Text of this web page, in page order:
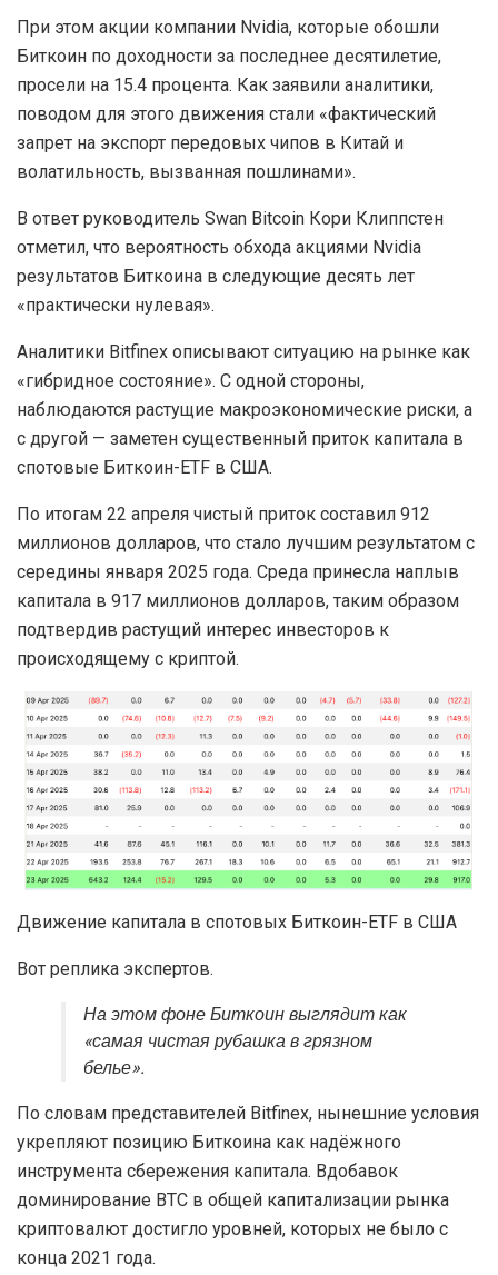
При этом акции компании Nvidia, которые обошли
Биткоин по доходности за последнее десятилетие,
просели на 15.4 процента. Как заявили аналитики,
поводом для этого движения стали «фактический
запрет на экспорт передовых чипов в Китай и
волатильность, вызванная пошлинами».
В ответ руководитель Swan Bitcoin Кори Клиппстен
отметил, что вероятность обхода акциями Nvidia
результатов Биткоина в следующие десять лет
«практически нулевая».
Аналитики Bitfinex описывают ситуацию на рынке как
«гибридное состояние». С одной стороны,
наблюдаются растущие макроэкономические риски, а
с другой — заметен существенный приток капитала в
спотовые Биткоин-ETF в США.
По итогам 22 апреля чистый приток составил 912
миллионов долларов, что стало лучшим результатом с
середины января 2025 года. Среда принесла наплыв
капитала в 917 миллионов долларов, таким образом
подтвердив растущий интерес инвесторов к
происходящему с криптой.
Движение капитала в спотовых Биткоин-ETF в США
Вот реплика экспертов.
На этом фоне Биткоин выглядит как
«самая чистая рубашка в грязном
белье».
По словам представителей Bitfinex, нынешние условия
укрепляют позицию Биткоина как надёжного
инструмента сбережения капитала. Вдобавок
доминирование BTC в общей капитализации рынка
криптовалют достигло уровней, которых не было с
конца 2021 года.